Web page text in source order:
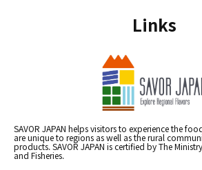
Links
SAVOR JAPAN helps visitors to experience the
are unique to regions as well as the rural
products. SAVOR JAPAN is certified by The
and Fisheries.